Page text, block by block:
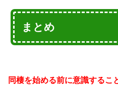
まとめ
同棲を始める前に意識するこ